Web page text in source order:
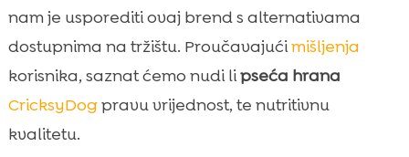
Vrste CricksyDog suhe hrane
 CricksyDog mokra hrana Ely
 MeatLover poslastice
 Twinky vitamini
Chloé šampon i balzam za osjetljive pse
nam je usporediti ovaj brend s alternativama
dostupnima na tržištu. Proučavajućimišljenja
korisnika, saznat ćemo nudi lipseća hrana
CricksyDogpravu vrijednost, te nutritivnu
kvalitetu.